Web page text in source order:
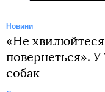
Новини
«Не
повернеться».
собак